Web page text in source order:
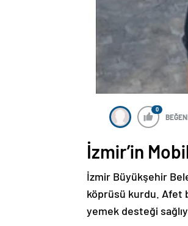
0
İzmir’in
İzmir Büyükşehir
köprüsü kurdu. Afet
yemek desteği